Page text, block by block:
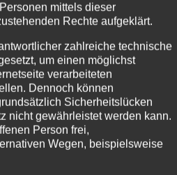
mittels dieser
Rechte aufgeklärt.
zahlreiche technische
um einen möglichst
verarbeiteten
Dennoch können
Sicherheitslücken
nicht gewährleistet werden kann.
Person frei,
Wegen, beispielsweise